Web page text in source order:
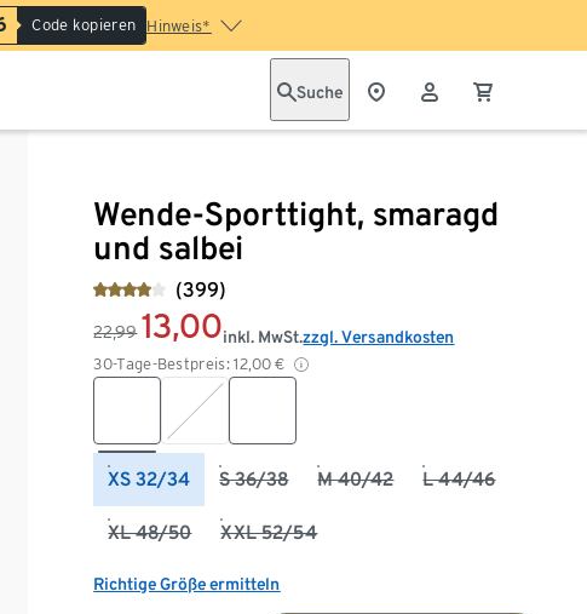
Code kopieren Hinweis*
Suche
Wende-Sporttight, smaragd
und salbei
(399)
22,99 13,00
30-Tage-Bestpreis: 12,00 €
inkl. MwSt.zzgl. Versandkosten
XS 32/34 S 36/38 M 40/42 L 44/46
XL 48/50 XXL 52/54
Richtige Größe ermitteln